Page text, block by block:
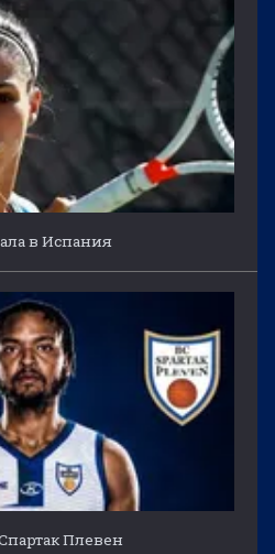
в Испания
Плевен